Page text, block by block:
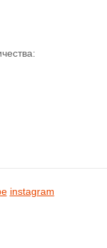
instagram